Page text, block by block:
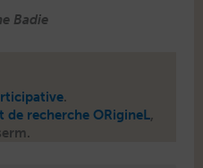
Badie
.
de recherche ORig­ineL,